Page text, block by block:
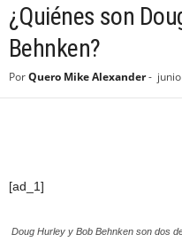
¿Quiénes son
Behnken?
PorQuero Mike Alexander-
[ad_1]
Doug Hurley y Bob Behnken son dos